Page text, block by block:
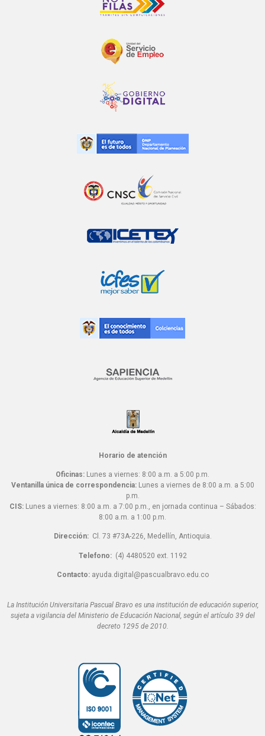
Horario de atención
Oficinas: Lunes a viernes: 8:00 a.m. a 5:00 p.m.
Ventanilla única de correspondencia:Lunes a viernes de 8:00 a.m. a 5:00
p.m.
CIS:Lunes a viernes: 8:00 a.m. a 7:00 p.m., en jornada continua – Sábados:
8:00 a.m. a 1:00 p.m.
Dirección: Cl. 73 #73A-226, Medellín, Antioquia.
Telefono:(4) 4480520 ext. 1192
Contacto:ayuda.digital@pascualbravo.edu.co
La Institución Universitaria Pascual Bravo es una institución de educación superior,
sujeta a vigilancia del Ministerio de Educación Nacional, según el artículo 39 del
decreto 1295 de 2010.